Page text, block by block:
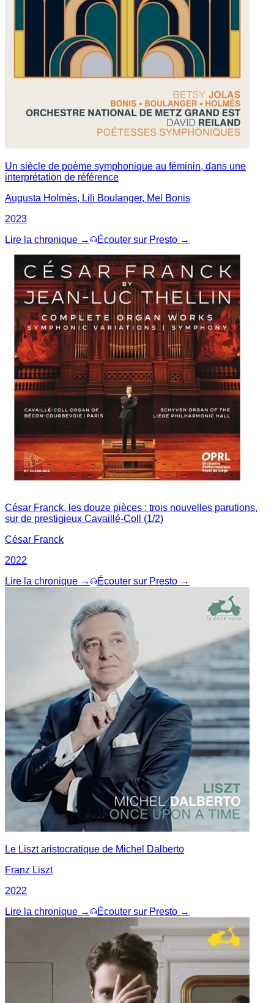
Un siècle de poème symphonique au féminin, dans une
interprétation de référence
Augusta Holmès, Lili Boulanger, Mel Bonis
2023
Lire la chronique →
Écouter sur Presto →
César Franck, les douze pièces : trois nouvelles parutions,
sur de prestigieux Cavaillé-Coll (1/2)
César Franck
2022
Lire la chronique →
Écouter sur Presto →
Le Liszt aristocratique de Michel Dalberto
Franz Liszt
2022
Lire la chronique →
Écouter sur Presto →